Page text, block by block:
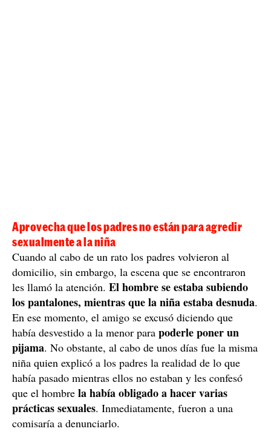
Aprovecha que los padres no están para agredir
sexualmente a la niña
Cuando al cabo de un rato los padres volvieron al
domicilio, sin embargo, la escena que se encontraron
les llamó la atención. El hombre se estaba subiendo
los pantalones, mientras que la niña estaba desnuda.
En ese momento, el amigo se excusó diciendo que
había desvestido a la menor para poderle poner un
pijama. No obstante, al cabo de unos días fue la misma
niña quien explicó a los padres la realidad de lo que
había pasado mientras ellos no estaban y les confesó
que el hombre la había obligado a hacer varias
prácticas sexuales. Inmediatamente, fueron a una
comisaría a denunciarlo.